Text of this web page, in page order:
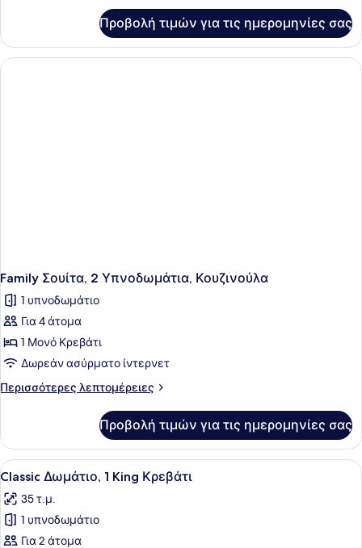
1
Υπνοδωμάτιο
Προβολή τιμών για τις ημερομηνίες σας
Family Σουίτα, 2 Υπνοδωμάτια, Κουζινούλα
1 υπνοδωμάτιο
Για 4 άτομα
1 Μονό Κρεβάτι
Δωρεάν ασύρματο ίντερνετ
Περισσότερες λεπτομέρειες
Περισσότερες
Σουίτα,
Υπνοδωμάτια,
Προβολή τιμών για τις ημερομηνίες σας
Προβολή
όλων
των
φωτογραφιών
για
Ένα δωμάτιο ξενοδοχείου με ένα
6
Classic Δωμάτιο, 1 King Κρεβάτι
35 τ.μ.
1 υπνοδωμάτιο
Για 2 άτομα